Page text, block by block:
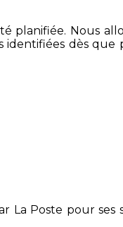
planifiée. Nous
dès que
La Poste pour